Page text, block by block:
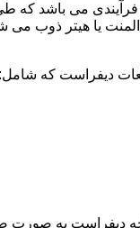
فرآیندی می باشد که
یا هیتر ذوب می
دیفراست که شامل:
دیفراست به صورت